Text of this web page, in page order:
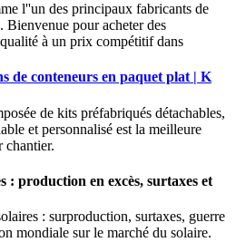
l''un des principaux fabricants de
Bienvenue pour acheter des
à un prix compétitif dans
de conteneurs en paquet plat | K
de kits préfabriqués détachables,
et personnalisé est la meilleure
chantier.
: production en excès, surtaxes et
: surproduction, surtaxes, guerre
mondiale sur le marché du solaire.